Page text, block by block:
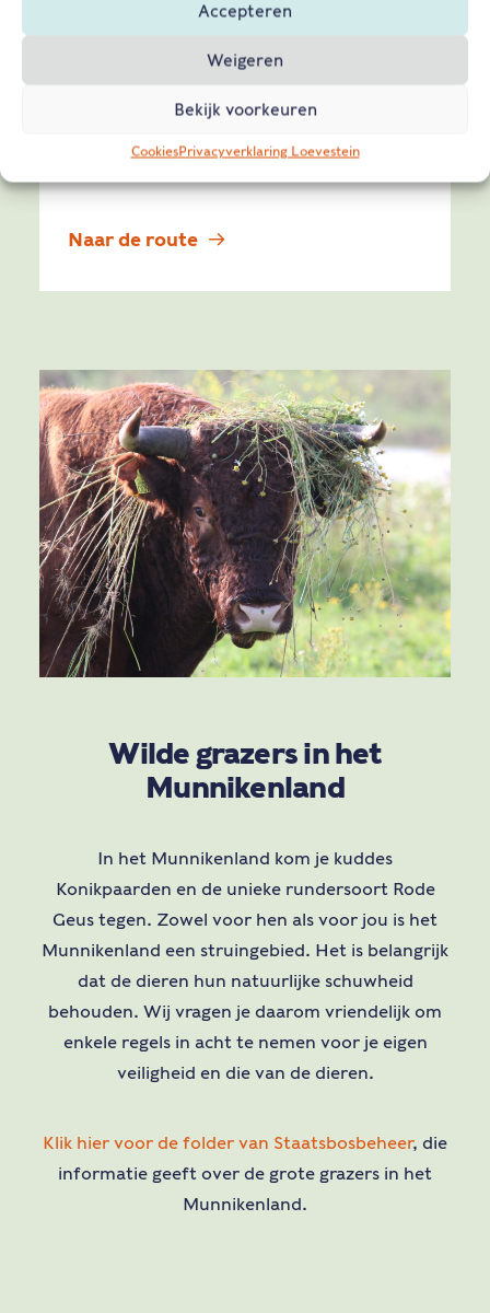
Accepteren
Weigeren
Bekijk voorkeuren
CookiesPrivacyverklaring Loevestein
Je fietst hier door het meest zuidelijke deel
vindt hier de grootste verzameling
schuilplaatsen uit WO1 van Nederland.
Naar de route
Wilde grazers in het
Munnikenland
In het Munnikenland kom je kuddes
Konikpaarden en de unieke rundersoort Rode
Geus tegen. Zowel voor hen als voor jou is het
Munnikenland een struingebied. Het is belangrijk
dat de dieren hun natuurlijke schuwheid
behouden. Wij vragen je daarom vriendelijk om
enkele regels in acht te nemen voor je eigen
veiligheid en die van de dieren.
Klik hier voor de folder van Staatsbosbeheer, die
informatie geeft over de grote grazers in het
Munnikenland.